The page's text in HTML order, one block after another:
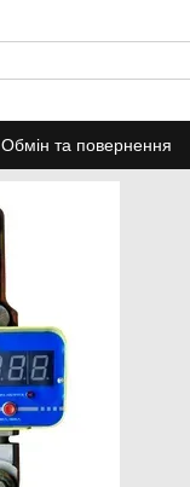
Обмін та повернення